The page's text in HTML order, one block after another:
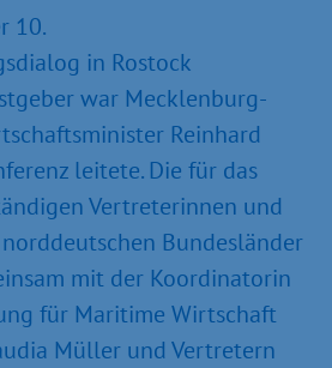
10.
in Rostock
war Mecklenburg-
Reinhard
leitete. Die für das
Vertreterinnen und
Bundesländer
mit der Koordinatorin
für Maritime Wirtschaft
Müller und Vertretern